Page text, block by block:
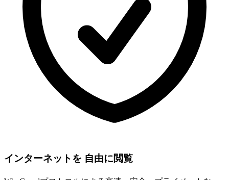
インターネットを 自由に閲覧